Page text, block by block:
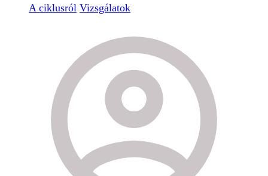
A ciklusról Vizsgálatok